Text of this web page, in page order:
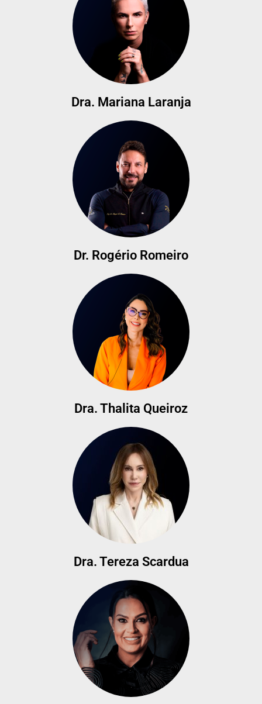
Dra. Mariana Laranja
Dr. Rogério Romeiro
Dra. Thalita Queiroz
Dra. Tereza Scardua